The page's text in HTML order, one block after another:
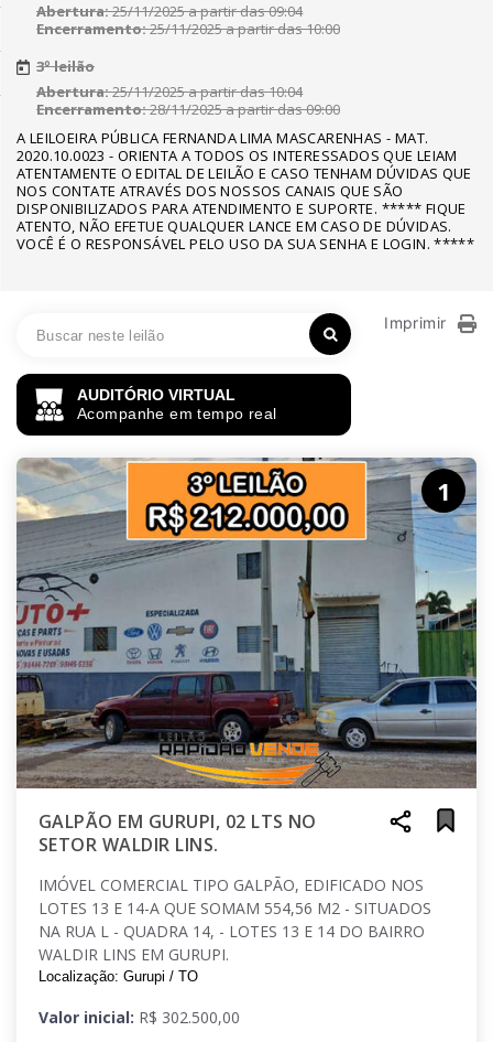
Abertura:25/11/2025 a partir das 09:04
Encerramento:25/11/2025 a partir das 10:00
3º leilão
Abertura:25/11/2025 a partir das 10:04
Encerramento:28/11/2025 a partir das 09:00
A LEILOEIRA PÚBLICA FERNANDA LIMA MASCARENHAS - MAT.
2020.10.0023 - ORIENTA A TODOS OS INTERESSADOS QUE LEIAM
ATENTAMENTE O EDITAL DE LEILÃO E CASO TENHAM DÚVIDAS QUE
NOS CONTATE ATRAVÉS DOS NOSSOS CANAIS QUE SÃO
DISPONIBILIZADOS PARA ATENDIMENTO E SUPORTE. ***** FIQUE
ATENTO, NÃO EFETUE QUALQUER LANCE EM CASO DE DÚVIDAS.
VOCÊ É O RESPONSÁVEL PELO USO DA SUA SENHA E LOGIN. *****
AUDITÓRIO VIRTUAL
Acompanhe em tempo real
Imprimir
1
GALPÃO EM GURUPI, 02 LTS NO
SETOR WALDIR LINS.
IMÓVEL COMERCIAL TIPO GALPÃO, EDIFICADO NOS
LOTES 13 E 14-A QUE SOMAM 554,56 M2 - SITUADOS
NA RUA L - QUADRA 14, - LOTES 13 E 14 DO BAIRRO
WALDIR LINS EM GURUPI.
Localização: Gurupi / TO
Valor inicial: R$ 302.500,00